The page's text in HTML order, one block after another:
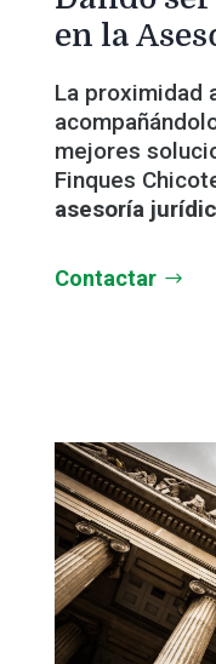
en la
La proximidad
mejores
Finques
asesoría
Contactar